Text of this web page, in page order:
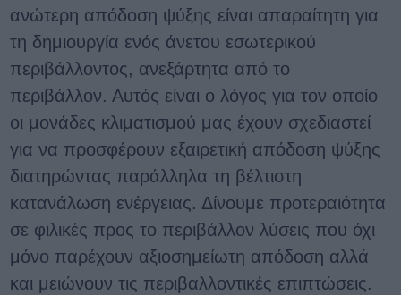
ανώτερη απόδοση ψύξης είναι απαραίτητη για
τη δημιουργία ενός άνετου εσωτερικού
περιβάλλοντος, ανεξάρτητα από το
περιβάλλον. Αυτός είναι ο λόγος για τον οποίο
οι μονάδες κλιματισμού μας έχουν σχεδιαστεί
για να προσφέρουν εξαιρετική απόδοση ψύξης
διατηρώντας παράλληλα τη βέλτιστη
κατανάλωση ενέργειας. Δίνουμε προτεραιότητα
σε φιλικές προς το περιβάλλον λύσεις που όχι
μόνο παρέχουν αξιοσημείωτη απόδοση αλλά
και μειώνουν τις περιβαλλοντικές επιπτώσεις.